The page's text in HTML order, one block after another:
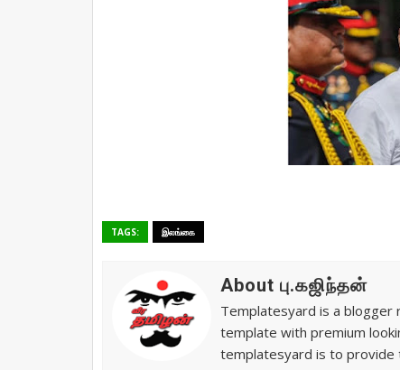
TAGS: இலங்கை
About பு.கஜிந்தன்
Templatesyard is a blogger
template with premium
templatesyard is to